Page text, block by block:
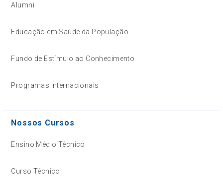
Alumni
Educação em Saúde da População
Fundo de Estímulo ao Conhecimento
Programas Internacionais
Nossos Cursos
Ensino Médio Técnico
Curso Técnico